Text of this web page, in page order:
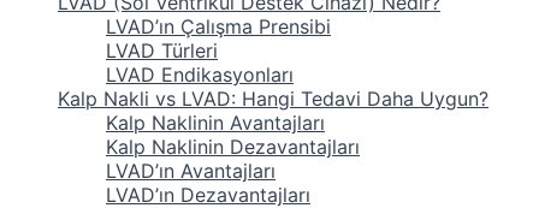
LVAD’ın Çalışma Prensibi
LVAD Türleri
LVAD Endikasyonları
Kalp Nakli vs LVAD: Hangi Tedavi Daha Uygun?
Kalp Naklinin Avantajları
Kalp Naklinin Dezavantajları
LVAD’ın Avantajları
LVAD’ın Dezavantajları